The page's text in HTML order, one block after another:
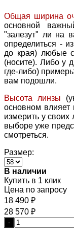
Общая ширина
основной
"залезут" ли на
определиться -
до края) любые
(носите). Либо у
где-либо)
вам подошли.
Высота линзы
основном
измерить у
выборе уже
смотреться.
Размер:
В наличии
Купить в 1 клик
Цена по запросу
18 490 ₽
28 570 ₽
-